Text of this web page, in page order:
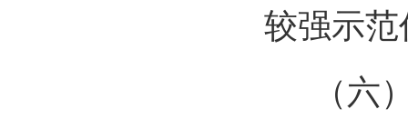
较强示范
（六